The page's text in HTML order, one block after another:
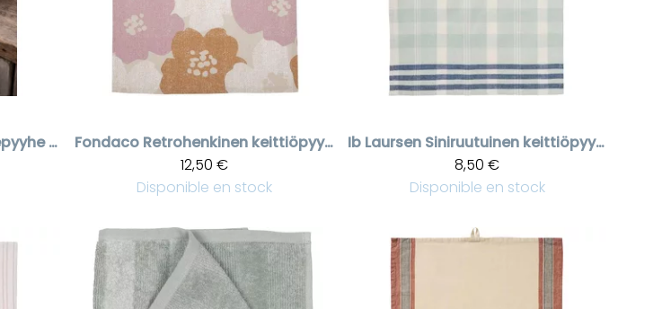
Rose Stripe froteepyyhe 50*70 cm
Fondaco
Retrohenkinen keittiöpyyhe kukkakuviolla
12,50 €
Disponible en stock
Ib Laursen
Siniruutuinen keittiöpyyhe Lucy
8,50 €
Disponible en stock